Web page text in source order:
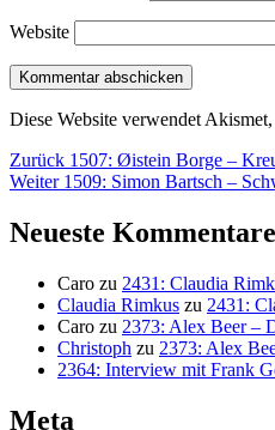
Website
Diese Website verwendet
Beitragsnavigation
Zurück Vorheriger
Beitrag:
1507: Øistein Borge –
Weiter Nächster
1509: Simon Bartsch –
Neueste Kommentare
Caro zu 2431: Claudia
Claudia Rimkus zu 2431:
Caro zu 2373: Alex Beer –
Christoph zu 2373: Alex
2364: Interview mit Frank
Meta